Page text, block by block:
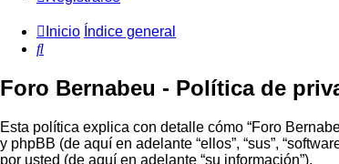
Inicio Índice general
Buscar
Foro Bernabeu - Política de
Esta política explica con detalle cómo “Foro
y phpBB (de aquí en adelante “ellos”, “sus”,
por usted (de aquí en adelante “su información”).